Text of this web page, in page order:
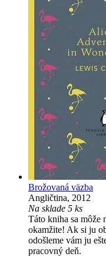
Brožovaná väzba
Angličtina, 2012
Na sklade 5 ks
Táto kniha sa môže
okamžite! Ak si ju
odošleme vám ju
pracovný deň.